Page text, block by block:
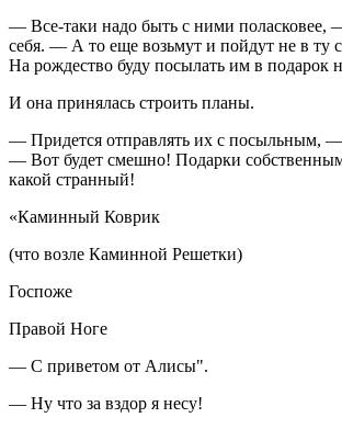
— Все-таки надо быть с ними поласковее,
себя. — А то еще возьмут и пойдут не в ту
На рождество буду посылать им в подарок
И она принялась строить планы.
— Придется отправлять их с посыльным,
— Вот будет смешно! Подарки
какой странный!
«Каминный Коврик
(что возле Каминной Решетки)
Госпоже
Правой Ноге
— С приветом от Алисы".
— Ну что за вздор я несу!